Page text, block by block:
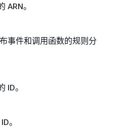
ARN。
事件和调用函数的规则分
ID。
。